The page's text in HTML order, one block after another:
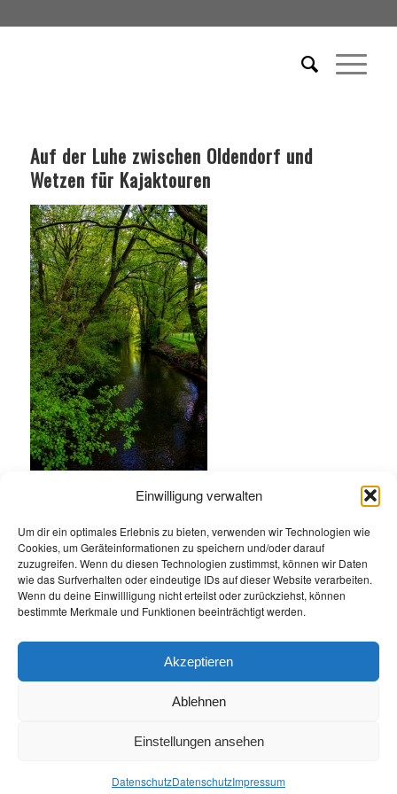
Einwilligung verwalten
Um dir ein optimales Erlebnis zu bieten, verwenden wir Technologien wie
Cookies, um Geräteinformationen zu speichern und/oder darauf
zuzugreifen. Wenn du diesen Technologien zustimmst, können wir Daten
wie das Surfverhalten oder eindeutige IDs auf dieser Website verarbeiten.
Wenn du deine Einwillligung nicht erteilst oder zurückziehst, können
bestimmte Merkmale und Funktionen beeinträchtigt werden.
Akzeptieren
Ablehnen
Einstellungen ansehen
DatenschutzDatenschutzImpressum
Auf der Luhe zwischen Oldendorf und
Wetzen für Kajaktouren